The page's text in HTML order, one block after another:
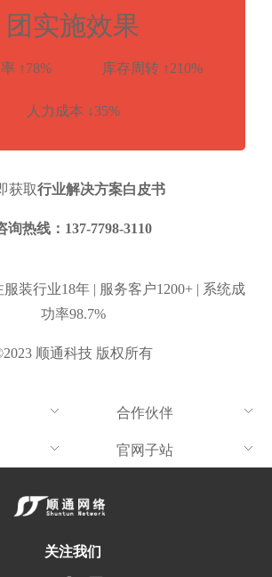
团实施效果
↑78% 库存周转 ↑210%
人力成本 ↓35%
获取行业解决方案白皮书
询热线： 137-7798-3110
装行业18年 | 服务客户1200+ | 系统成
功率98.7%
顺通科技 版权所有
合作伙伴
官网子站
关注我们